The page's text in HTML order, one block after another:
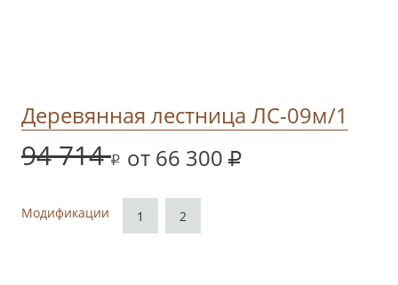
Деревянная лестница ЛС-09м/1
94 714 от 66 300
Модификации 1 2